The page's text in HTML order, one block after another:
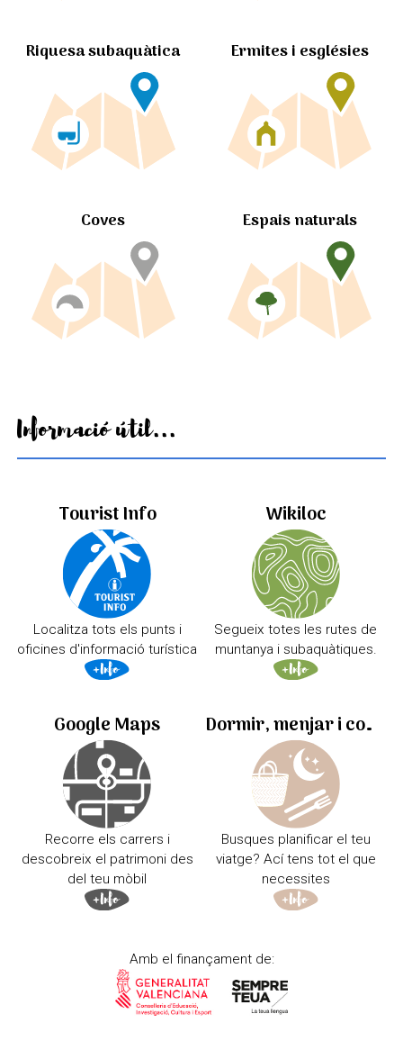
Riquesa subaquàtica Ermites i esglésies
Coves Espais naturals
Informació útil...
Tourist Info
Localitza tots els punts i
oficines d'informació turística
Wikiloc
Segueix totes les rutes de
muntanya i subaquàtiques.
Google Maps
Recorre els carrers i
descobreix el patrimoni des
del teu mòbil
Dormir, menjar i comprar
Busques planificar el teu
viatge? Ací tens tot el que
necessites
Amb el finançament de: